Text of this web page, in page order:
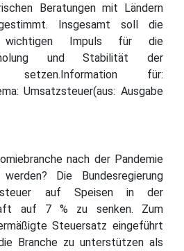
Beratungen mit Ländern
Insgesamt soll die
wichtigen Impuls für die
und Stabilität der
setzen.Information für:
Umsatzsteuer(aus: Ausgabe
nach der Pandemie
Die Bundesregierung
auf Speisen in der
auf 7 % zu senken. Zum
Steuersatz eingeführt
Branche zu unterstützen als